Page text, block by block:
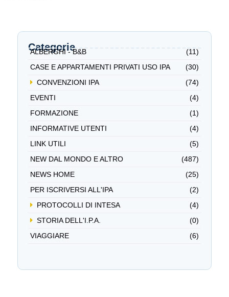
Categorie
ALBERGHI - B&B
(11)
CASE E APPARTAMENTI PRIVATI USO IPA
(30)
CONVENZIONI IPA
(74)
EVENTI
(4)
FORMAZIONE
(1)
INFORMATIVE UTENTI
(4)
LINK UTILI
(5)
NEW DAL MONDO E ALTRO
(487)
NEWS HOME
(25)
PER ISCRIVERSI ALL'IPA
(2)
PROTOCOLLI DI INTESA
(4)
STORIA DELL'I.P.A.
(0)
VIAGGIARE
(6)